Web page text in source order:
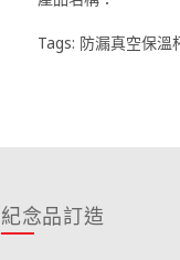
Tags: 防漏真空保溫
紀念品訂造